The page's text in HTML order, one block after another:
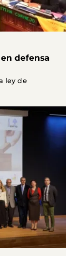
en defensa
ley de